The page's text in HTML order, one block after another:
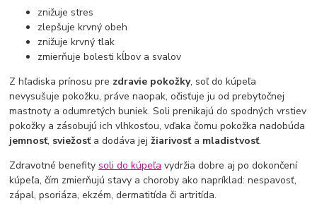
znižuje stres
zlepšuje krvný obeh
znižuje krvný tlak
zmierňuje bolesti kĺbov a svalov
Z hľadiska prínosu pre zdravie pokožky, soľ do kúpeľa
nevysušuje pokožku, práve naopak, očisťuje ju od prebytočnej
mastnoty a odumretých buniek. Soli prenikajú do spodných vrstiev
pokožky a zásobujú ich vlhkosťou, vďaka čomu pokožka nadobúda
jemnosť, sviežosť a dodáva jejžiarivosťa mladistvosť.
Zdravotné benefitysoli do kúpeľa vydržia dobre aj po dokončení
kúpeľa, čím zmierňujú stavy a choroby ako napríklad: nespavosť,
zápal, psoriáza, ekzém, dermatitída či artritída.